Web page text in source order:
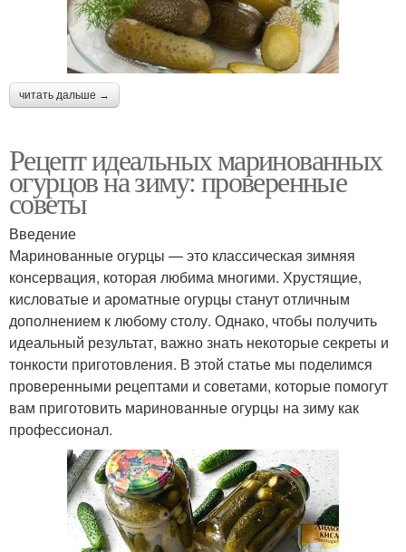
читать дальше →
Рецепт идеальных маринованных
огурцов на зиму: проверенные
советы
Введение
Маринованные огурцы — это классическая зимняя
консервация, которая любима многими. Хрустящие,
кисловатые и ароматные огурцы станут отличным
дополнением к любому столу. Однако, чтобы получить
идеальный результат, важно знать некоторые секреты и
тонкости приготовления. В этой статье мы поделимся
проверенными рецептами и советами, которые помогут
вам приготовить маринованные огурцы на зиму как
профессионал.